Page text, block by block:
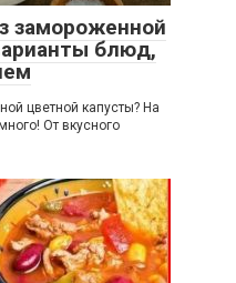
замороженной
блюд,
цветной капусты? На
От вкусного